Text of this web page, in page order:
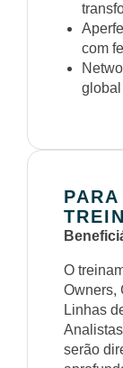
com
O
Owners,
Linhas
serão